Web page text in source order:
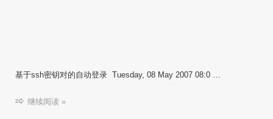
基于ssh密钥对的自动登录 Tuesday, 08 May 2007 08:0 …
继续阅读 »